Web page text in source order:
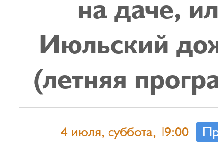
на даче,
Июльский
(летняя
4 июля, суббота, 19:00